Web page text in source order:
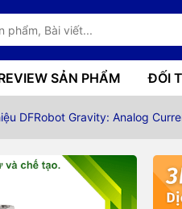
SẢN PHẨM ĐỐI
DFRobot Gravity: Analog